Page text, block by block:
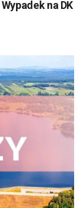
na DK